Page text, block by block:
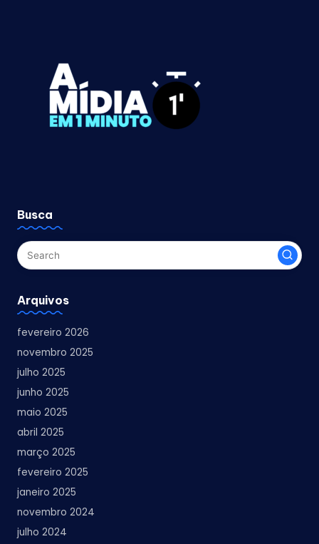
Busca
Arquivos
fevereiro 2026
novembro 2025
julho 2025
junho 2025
maio 2025
abril 2025
março 2025
fevereiro 2025
janeiro 2025
novembro 2024
julho 2024